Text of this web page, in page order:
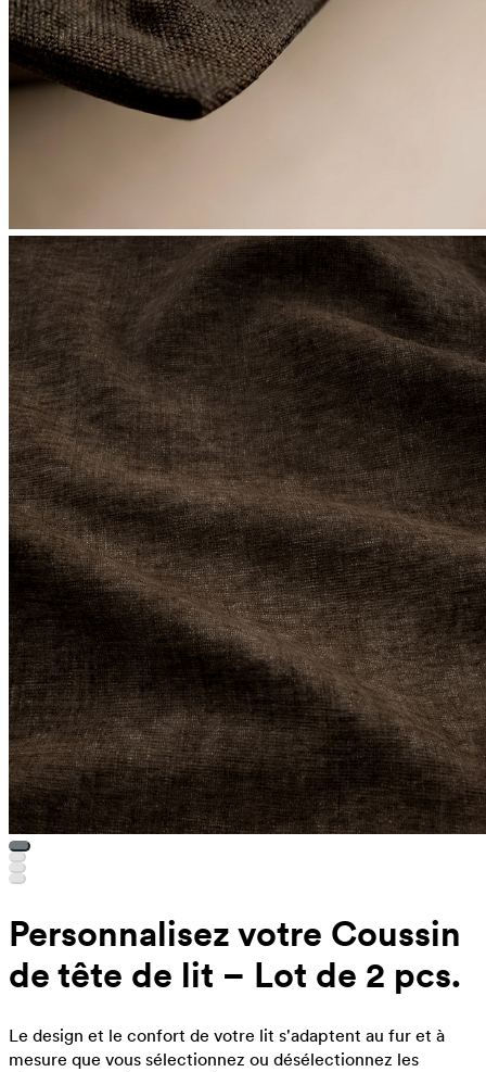
Personnalisez votre Coussin
de tête de lit – Lot de 2 pcs.
Le design et le confort de votre lit s'adaptent au fur et à
mesure que vous sélectionnez ou désélectionnez les